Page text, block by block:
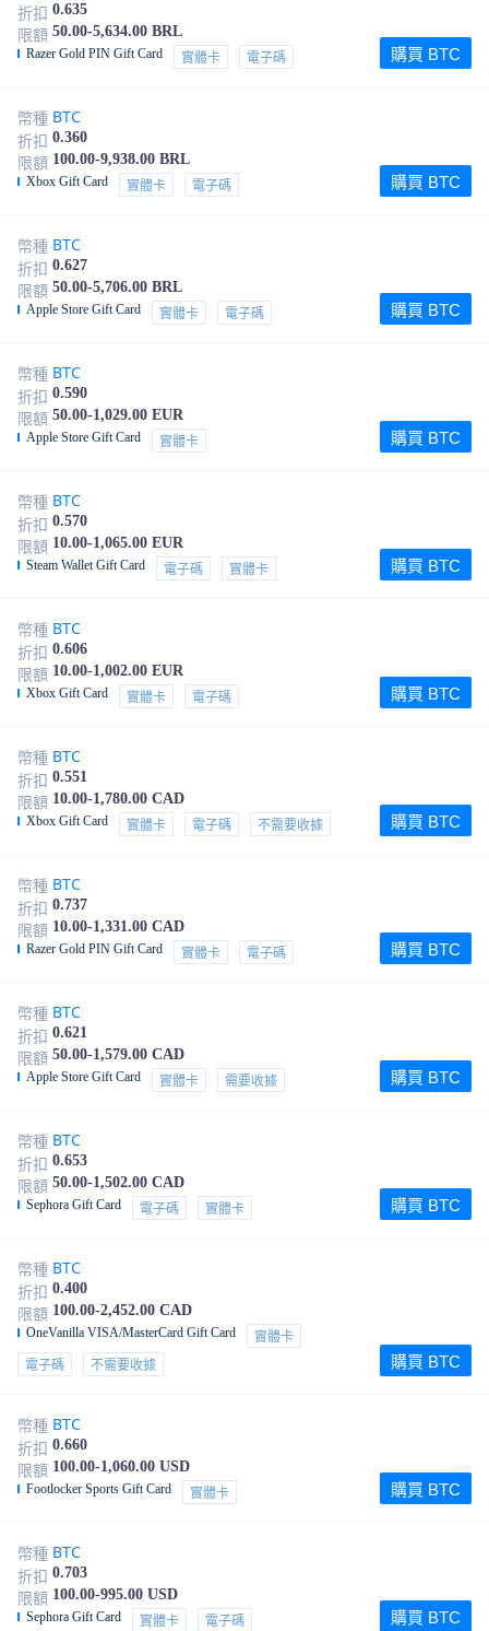
折扣 0.635
限額 50.00-5,634.00 BRL
Razer Gold PIN Gift Card 實體卡 電子碼 購買 BTC
幣種 BTC
折扣 0.360
限額 100.00-9,938.00 BRL
Xbox Gift Card 實體卡 電子碼 購買 BTC
幣種 BTC
折扣 0.627
限額 50.00-5,706.00 BRL
Apple Store Gift Card 實體卡 電子碼 購買 BTC
幣種 BTC
折扣 0.590
限額 50.00-1,029.00 EUR
Apple Store Gift Card 實體卡 購買 BTC
幣種 BTC
折扣 0.570
限額 10.00-1,065.00 EUR
Steam Wallet Gift Card 電子碼 實體卡 購買 BTC
幣種 BTC
折扣 0.606
限額 10.00-1,002.00 EUR
Xbox Gift Card 實體卡 電子碼 購買 BTC
幣種 BTC
折扣 0.551
限額 10.00-1,780.00 CAD
Xbox Gift Card 實體卡 電子碼 不需要收據 購買 BTC
幣種 BTC
折扣 0.737
限額 10.00-1,331.00 CAD
Razer Gold PIN Gift Card 實體卡 電子碼 購買 BTC
幣種 BTC
折扣 0.621
限額 50.00-1,579.00 CAD
Apple Store Gift Card 實體卡 需要收據 購買 BTC
幣種 BTC
折扣 0.653
限額 50.00-1,502.00 CAD
Sephora Gift Card 電子碼 實體卡 購買 BTC
幣種 BTC
折扣 0.400
限額 100.00-2,452.00 CAD
OneVanilla VISA/MasterCard Gift Card
實體卡
電子碼
不需要收據 購買 BTC
幣種 BTC
折扣 0.660
限額 100.00-1,060.00 USD
Footlocker Sports Gift Card 實體卡 購買 BTC
幣種 BTC
折扣 0.703
限額 100.00-995.00 USD
Sephora Gift Card 實體卡 電子碼 購買 BTC